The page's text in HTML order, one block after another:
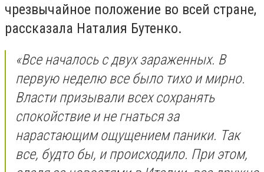
чрезвычайное положение во всей стране,
рассказала Наталия Бутенко.
«Все началось с двух зараженных. В
первую неделю все было тихо и мирно.
Власти призывали всех сохранять
спокойствие и не гнаться за
нарастающим ощущением паники. Так
все, будто бы, и происходило. При этом,